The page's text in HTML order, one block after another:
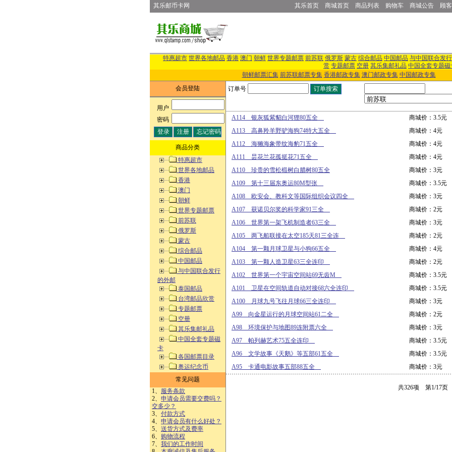
其乐邮币卡网 其乐首页 商城首页 商品列表 购物车 商城公告 顾
特惠超市 世界各地邮品 香港 澳门 朝鲜 世界专题邮票 前苏联 俄罗斯 蒙古 综合邮品 中国邮品 与中国联合发
赏 专题邮票 空册 其乐集邮礼品 中国全套专题磁
朝鲜邮票汇集 前苏联邮票专集 香港邮政专集 澳门邮政专集 中国邮政专集
会员登陆
用户:
密码:
商品分类
特惠超市
世界各地邮品
香港
澳门
朝鲜
世界专题邮票
前苏联
俄罗斯
蒙古
综合邮品
中国邮品
与中国联合发行
的外邮
泰国邮品
台湾邮品欣赏
专题邮票
空册
其乐集邮礼品
中国全套专题磁
卡
各国邮票目录
奥运纪念币
常见问题
1、 服务条款
2、 申请会员需要交费吗？
交多少？
3、 付款方式
4、 申请会员有什么好处？
5、 送货方式及费率
6、 购物流程
7、 我们的工作时间
订单号
A114 银灰狐紫貂白河狸80五全
商城价：3.5元
A113 高鼻羚羊野驴海狗74特大五全
商城价：4元
A112 海獭海象带纹海豹71五全
商城价：4元
A111 昙花兰花孤挺花71五全
商城价：4元
A110 珍贵的雪松椴树白腊树80五全
商城价：3元
A109 第十三届东奥运80M型张
商城价：3.5元
A108 欧安会、教科文等国际组织会议四全
商城价：3元
A107 获诺贝尔奖的科学家91三全
商城价：2元
A106 世界第一架飞机制造者63三全
商城价：3元
A105 两飞船联接在太空185天81三全连
商城价：2元
A104 第一颗月球卫星与小狗66五全
商城价：4元
A103 第一颗人造卫星63三全连印
商城价：2元
A102 世界第一个宇宙空间站69无齿M
商城价：3.5元
A101 卫星在空间轨道自动对接68六全连印
商城价：3.5元
A100 月球九号飞往月球66三全连印
商城价：3元
A99 向金星运行的月球空间站61二全
商城价：2元
A98 环境保护与地图89连附票六全
商城价：3元
A97 帕列赫艺术75五全连印
商城价：3.5元
A96 文学故事《天鹅》等五部61五全
商城价：3.5元
A95 卡通电影故事五部88五全
商城价：3元
共326项 第1/17